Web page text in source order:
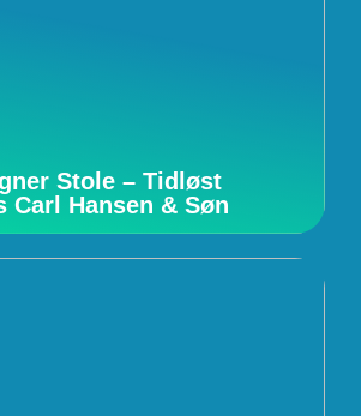
Stole – Tidløst
Carl Hansen & Søn